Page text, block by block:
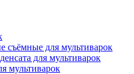
съёмные для мультиварок
для мультиварок
мультиварок